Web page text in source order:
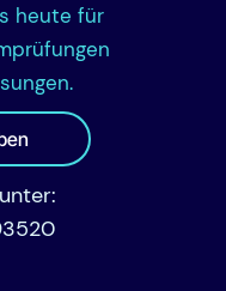
heute für